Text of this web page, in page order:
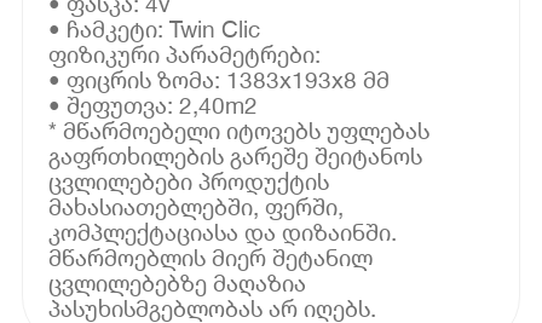
• ჩამკეტი: Twin Clic
ფიზიკური პარამეტრები:
• ფიცრის ზომა: 1383x193x8 მმ
• შეფუთვა: 2,40m2
* მწარმოებელი იტოვებს უფლებას
გაფრთხილების გარეშე შეიტანოს
ცვლილებები პროდუქტის
მახასიათებლებში, ფერში,
კომპლექტაციასა და დიზაინში.
მწარმოებლის მიერ შეტანილ
ცვლილებებზე მაღაზია
პასუხისმგებლობას არ იღებს.